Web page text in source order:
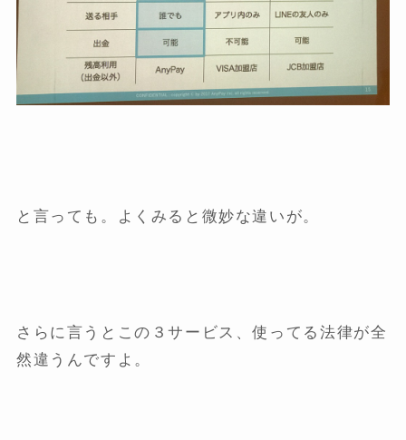
と言っても。よくみると微妙な違いが。
さらに言うとこの３サービス、使ってる法律が全
然違うんですよ。